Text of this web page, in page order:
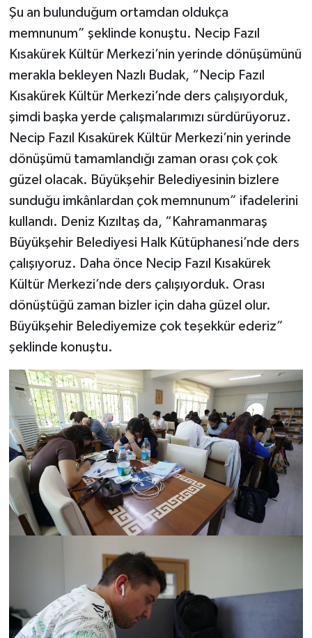
Şu an bulunduğum ortamdan oldukça
memnunum” şeklinde konuştu. Necip Fazıl
Kısakürek Kültür Merkezi’nin yerinde dönüşümünü
merakla bekleyen Nazlı Budak, “Necip Fazıl
Kısakürek Kültür Merkezi’nde ders çalışıyorduk,
şimdi başka yerde çalışmalarımızı sürdürüyoruz.
Necip Fazıl Kısakürek Kültür Merkezi’nin yerinde
dönüşümü tamamlandığı zaman orası çok çok
güzel olacak. Büyükşehir Belediyesinin bizlere
sunduğu imkânlardan çok memnunum” ifadelerini
kullandı. Deniz Kızıltaş da, “Kahramanmaraş
Büyükşehir Belediyesi Halk Kütüphanesi’nde ders
çalışıyoruz. Daha önce Necip Fazıl Kısakürek
Kültür Merkezi’nde ders çalışıyorduk. Orası
dönüştüğü zaman bizler için daha güzel olur.
Büyükşehir Belediyemize çok teşekkür ederiz”
şeklinde konuştu.